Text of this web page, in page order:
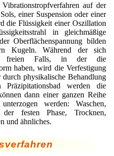
with controlled
Better Products –
at BRACE - An overview
auf der
einer Suspension oder einer
die Flüssigkeit einer Oszillation
in gleichmäßige
Oberflächenspannung bilden
Kugeln. Während der sich
freien Falls, in der die
haben, wird die Verfestigung
physikalische Behandlung
Präzipitationsbad werden die
dann einer ganzen Reihe
werden: Waschen,
festen Phase, Trocknen,
und ähnliches.